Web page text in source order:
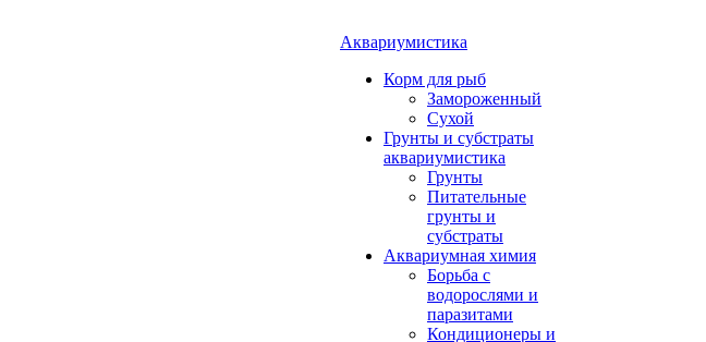
Аквариумистика
Корм для рыб
Замороженный
Сухой
Грунты и субстраты
аквариумистика
Грунты
Питательные
грунты и
субстраты
Аквариумная химия
Борьба с
водорослями и
паразитами
Кондиционеры и